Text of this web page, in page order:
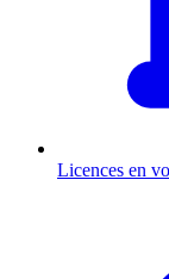
Licences en